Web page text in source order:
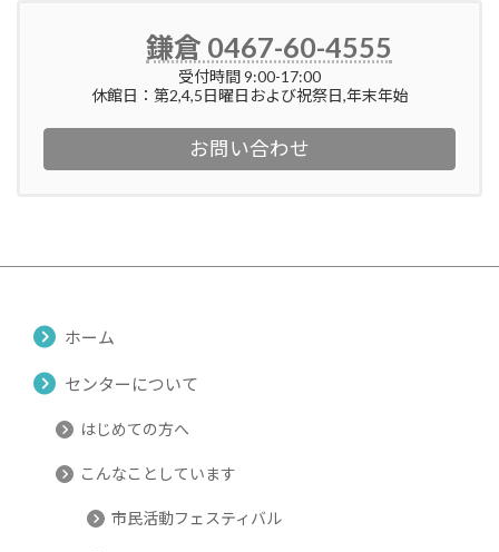
鎌倉 0467-60-4555
受付時間 9:00-17:00
休館日：第2,4,5日曜日および祝祭日,年末年始
お問い合わせ
ホーム
センターについて
はじめての方へ
こんなことしています
市民活動フェスティバル